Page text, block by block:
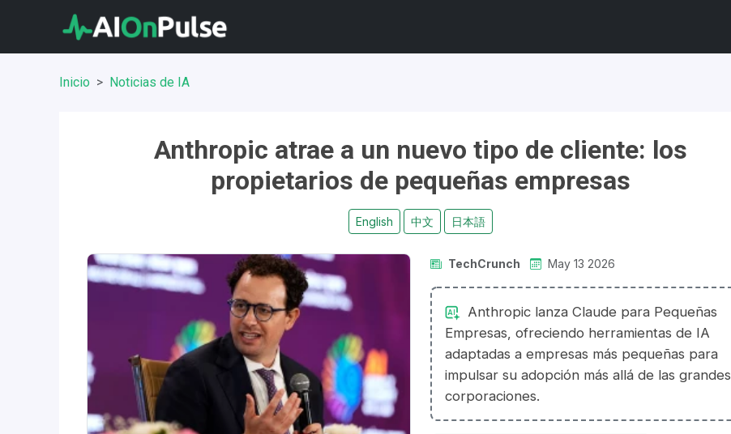
Inicio Noticias de IA
Anthropic atrae a un nuevo tipo de cliente: los
propietarios de pequeñas empresas
English 中文 日本語
TechCrunch May 13 2026
Anthropic lanza Claude para Pequeñas
Empresas, ofreciendo herramientas de IA
adaptadas a empresas más pequeñas para
impulsar su adopción más allá de las grandes
corporaciones.